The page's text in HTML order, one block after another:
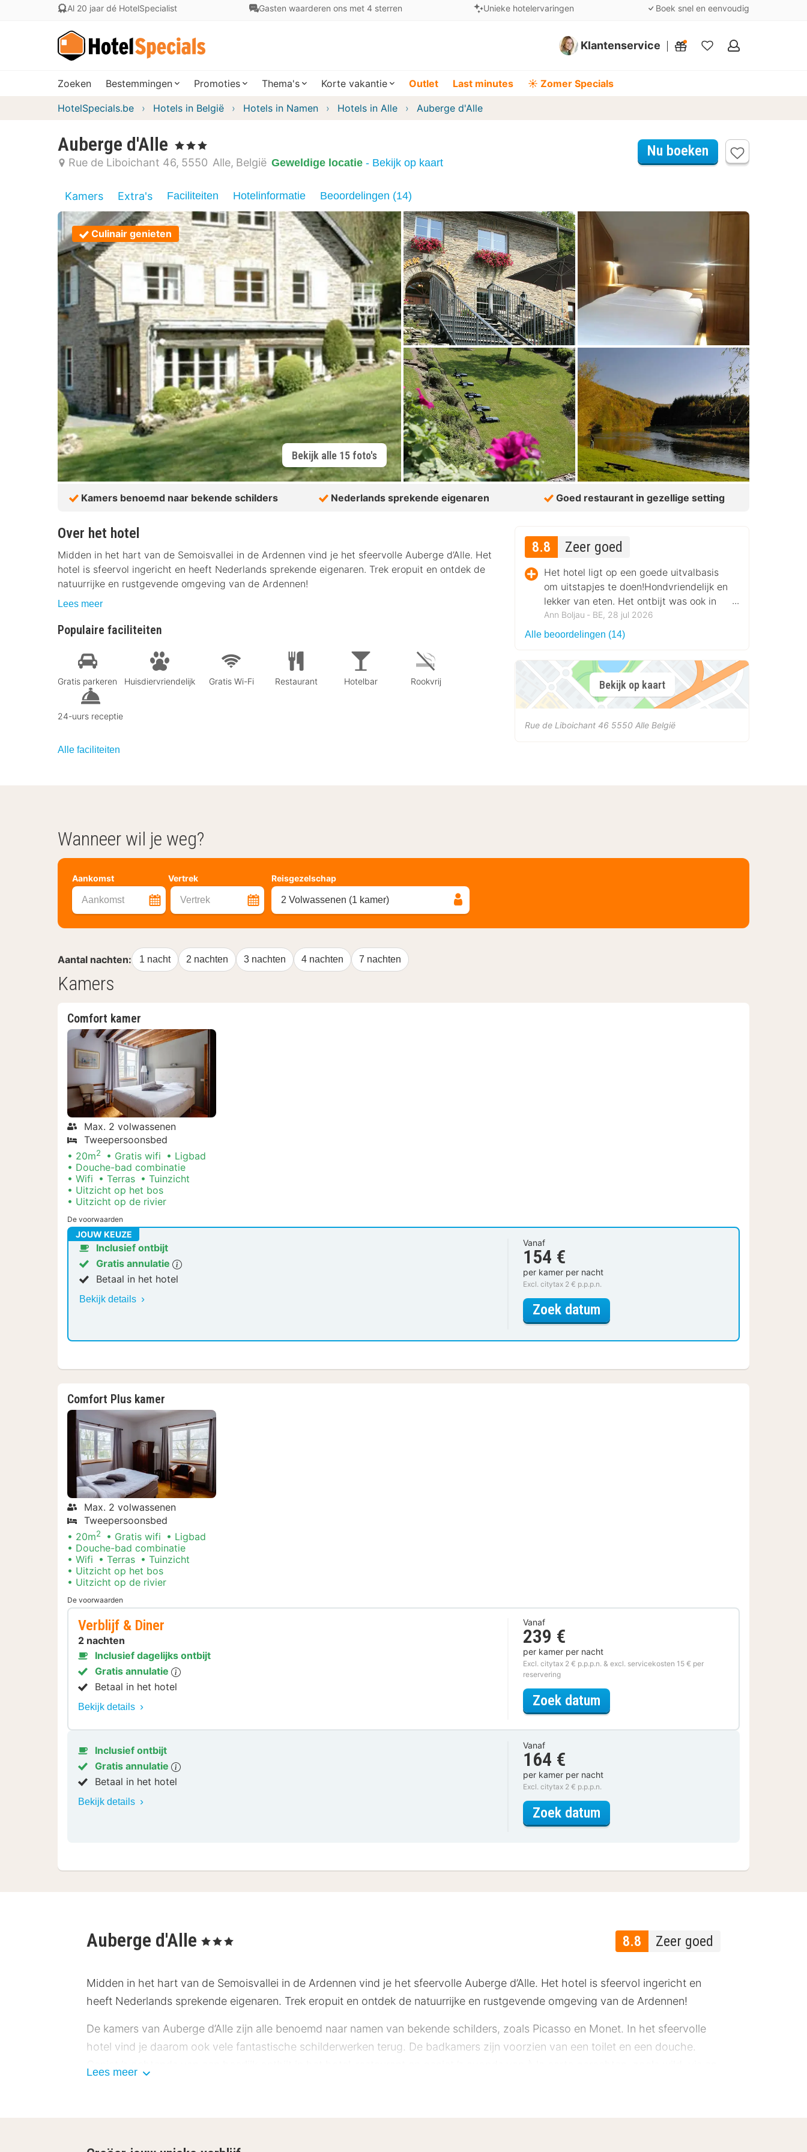
Al 20 jaar dé HotelSpecialist Gasten waarderen ons met 4 sterren Unieke hotelervaringen Boek snel en eenvoudig
Klantenservice
Mijn
Zoeken Bestemmingen Promoties Thema's Korte vakantie Outlet Last minutes ☀️ Zomer Specials
HotelSpecials.be Hotels in België Hotels in Namen Hotels in Alle Auberge d'Alle
Auberge d'Alle , 3 Sterren
Rue de Liboichant 46 5550 Alle België Geweldige locatie - Bekijk op kaart
Nu boeken
Kamers Extra's Faciliteiten Hotelinformatie Beoordelingen (14)
Culinair genieten
Bekijk alle 15 foto's
Kamers benoemd naar bekende schilders Nederlands sprekende eigenaren Goed restaurant in gezellige setting
Over het hotel
Midden in het hart van de Semoisvallei in de Ardennen vind je het sfeervolle Auberge d’Alle. Het
hotel is sfeervol ingericht en heeft Nederlands sprekende eigenaren. Trek eropuit en ontdek de
natuurrijke en rustgevende omgeving van de Ardennen!
Lees meer
Populaire faciliteiten
Gratis parkeren Huisdiervriendelijk Gratis Wi-Fi Restaurant Hotelbar Rookvrij
24-uurs receptie
Alle faciliteiten
8.8 Zeer goed
Het hotel ligt op een goede uitvalbasis
om uitstapjes te doen!Hondvriendelijk en
lekker van eten. Het ontbijt was ook in
orde.
Ann Boljau ‐ BE, 28 jul 2026
Alle beoordelingen (14)
Bekijk op kaart
Rue de Liboichant 46 5550 Alle België
Wanneer wil je weg?
Aankomst Vertrek
Aankomst Vertrek
Reisgezelschap
2 Volwassenen (1 kamer)
Aantal nachten: 1 nacht 2 nachten 3 nachten 4 nachten 7 nachten
Kamers
Comfort kamer
Max. 2 volwassenen
Tweepersoonsbed
20m2 Gratis wifi
Ligbad
Douche-bad combinatie
Wifi
Terras
Tuinzicht
Uitzicht op het bos
Uitzicht op de rivier
De voorwaarden
JOUW KEUZE
Inclusief ontbijt
Gratis annulatie
Betaal in het hotel
Bekijk details
Vanaf
154 €
per kamer per nacht
Excl. citytax 2 € p.p.p.n.
Zoek datumvoor Comfort kamer
Comfort Plus kamer
Max. 2 volwassenen
Tweepersoonsbed
20m2 Gratis wifi
Ligbad
Douche-bad combinatie
Wifi
Terras
Tuinzicht
Uitzicht op het bos
Uitzicht op de rivier
De voorwaarden
Verblijf & Diner
2 nachten
Inclusief dagelijks ontbijt
Gratis annulatie
Betaal in het hotel
Bekijk details
Vanaf
239 €
per kamer per nacht
Excl. citytax 2 € p.p.p.n. & excl. servicekosten 15 € per
reservering
Zoek datum
Inclusief ontbijt
Gratis annulatie
Betaal in het hotel
Bekijk details
Vanaf
164 €
per kamer per nacht
Excl. citytax 2 € p.p.p.n.
Zoek datum
8.8 Zeer goed
Auberge d'Alle , 3 Sterren
Midden in het hart van de Semoisvallei in de Ardennen vind je het sfeervolle Auberge d’Alle. Het hotel is sfeervol ingericht en
heeft Nederlands sprekende eigenaren. Trek eropuit en ontdek de natuurrijke en rustgevende omgeving van de Ardennen!
De kamers van Auberge d’Alle zijn alle benoemd naar namen van bekende schilders, zoals Picasso en Monet. In het sfeervolle
hotel vind je daarom ook vele fantastische schilderwerken terug. De badkamers zijn voorzien van een toilet en een douche.
en trek je wandelschoenen aan voor een flinke wandeling door de bossen van de Ardennen. Aan de rivier de Semois heb je
Lees meer